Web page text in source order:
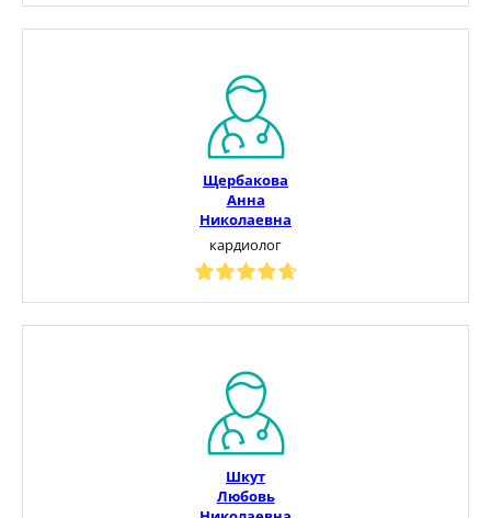
Щербакова
Анна
Николаевна
кардиолог
Шкут
Любовь